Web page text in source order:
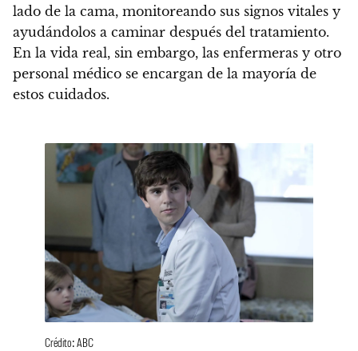
lado de la cama, monitoreando sus signos vitales y
ayudándolos a caminar después del tratamiento.
En la vida real, sin embargo, las enfermeras y otro
personal médico se encargan de la mayoría de
estos cuidados.
Crédito: ABC